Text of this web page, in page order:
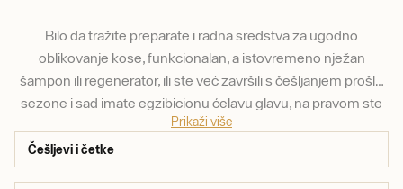
Bilo da tražite preparate i radna sredstva za ugodno
oblikovanje kose, funkcionalan, a istovremeno nježan
šampon ili regenerator, ili ste već završili s češljanjem prošle
sezone i sad imate egzibicionu ćelavu glavu, na pravom ste
mjestu.
Prikaži više
Češljevi i četke